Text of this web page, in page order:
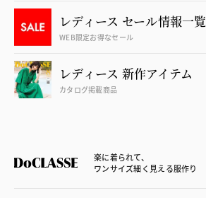
レディース セール情報一覧
WEB限定お得なセール
レディース 新作アイテム
カタログ掲載商品
楽に着られて、
ワンサイズ細く見える服作り